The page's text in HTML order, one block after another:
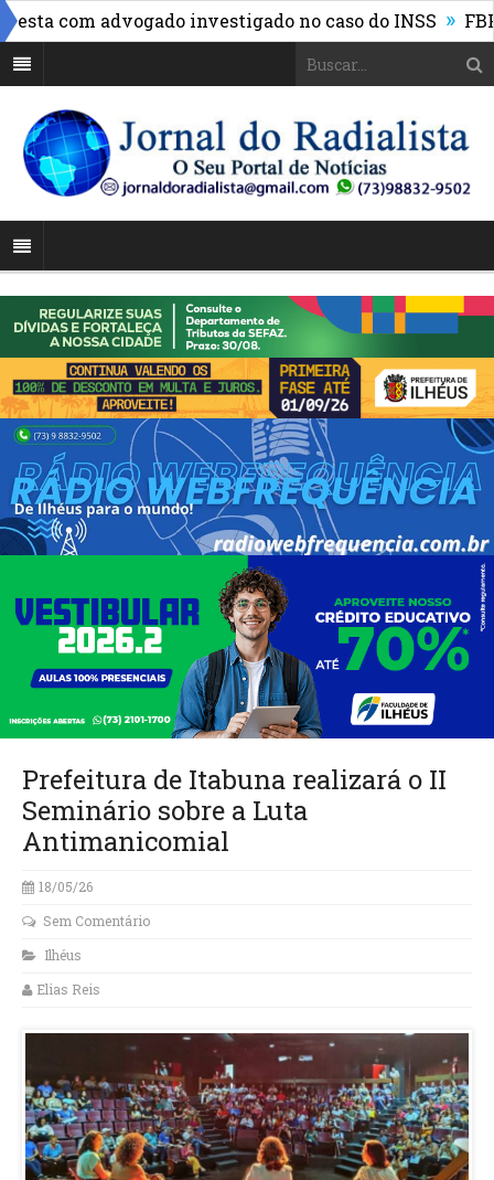
advogado investigado no caso do INSS » FBF
Prefeitura de Itabuna realizará o II
Seminário sobre a Luta
Antimanicomial
18/05/26
Sem Comentário
Ilhéus
Elias Reis